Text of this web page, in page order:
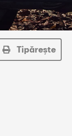
Tipărește